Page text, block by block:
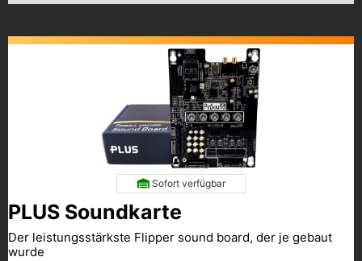
Sofort verfügbar
PLUS Soundkarte
Der leistungsstärkste Flipper sound board, der je gebaut
wurde